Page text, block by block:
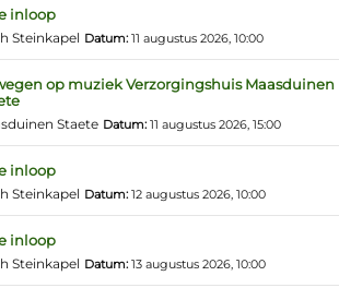
inloop
Steinkapel Datum: 11 augustus 2026, 10:00
op muziek Verzorgingshuis Maasduinen
Staete Datum: 11 augustus 2026, 15:00
inloop
Steinkapel Datum: 12 augustus 2026, 10:00
inloop
Steinkapel Datum: 13 augustus 2026, 10:00